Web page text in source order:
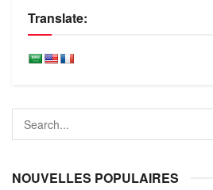
Translate:
NOUVELLES POPULAIRES